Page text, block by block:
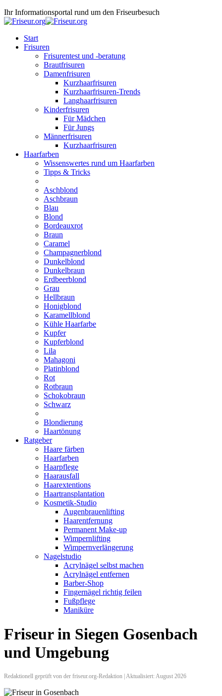
Ihr Informationsportal rund um den Friseurbesuch
Start
Frisuren
Frisurentest und -beratung
Brautfrisuren
Damenfrisuren
Kurzhaarfrisuren
Kurzhaarfrisuren-Trends
Langhaarfrisuren
Kinderfrisuren
Für Mädchen
Für Jungs
Männerfrisuren
Kurzhaarfrisuren
Haarfarben
Wissenswertes rund um Haarfarben
Tipps & Tricks
Aschblond
Aschbraun
Blau
Blond
Bordeauxrot
Braun
Caramel
Champagnerblond
Dunkelblond
Dunkelbraun
Erdbeerblond
Grau
Hellbraun
Honigblond
Karamellblond
Kühle Haarfarbe
Kupfer
Kupferblond
Lila
Mahagoni
Platinblond
Rot
Rotbraun
Schokobraun
Schwarz
Blondierung
Haartönung
Ratgeber
Haare färben
Haarfarben
Haarpflege
Haarausfall
Haarextentions
Haartransplantation
Kosmetik-Studio
Augenbrauenlifting
Haarentfernung
Permanent Make-up
Wimpernlifting
Wimpernverlängerung
Nagelstudio
Acrylnägel selbst machen
Acrylnägel entfernen
Barber-Shop
Fingernägel richtig feilen
Fußpflege
Maniküre
Friseur in Siegen Gosenbach
und Umgebung
Redaktionell geprüft von der friseur.org-Redaktion | Aktualisiert: August 2026